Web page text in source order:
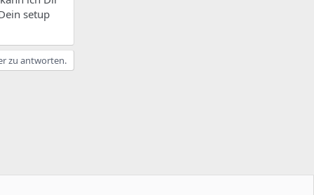
setup
zu antworten.